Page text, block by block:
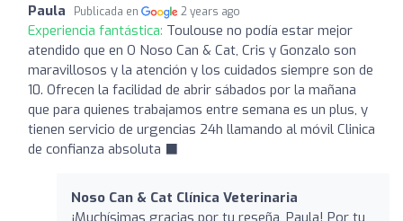
Paula Publicada en 2 years ago
Experiencia fantástica: Toulouse no podía estar mejor
atendido que en O Noso Can & Cat, Cris y Gonzalo son
maravillosos y la atención y los cuidados siempre son de
10. Ofrecen la facilidad de abrir sábados por la mañana
que para quienes trabajamos entre semana es un plus, y
tienen servicio de urgencias 24h llamando al móvil Clinica
de confianza absoluta ‍⬛
Noso Can & Cat Clínica Veterinaria
¡Muchísimas gracias por tu reseña, Paula! Por tu